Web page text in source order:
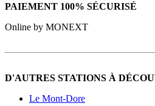
PAIEMENT 100% SÉCURISÉ
Online by MONEXT
D'AUTRES STATIONS À
Le Mont-Dore